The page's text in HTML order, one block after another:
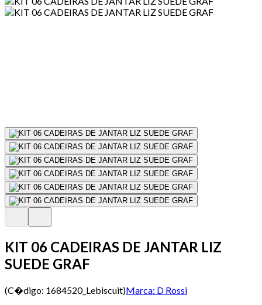
KIT 06 CADEIRAS DE JANTAR LIZ
SUEDE GRAF
(C�digo: 1684520_Lebiscuit)Marca: D Rossi